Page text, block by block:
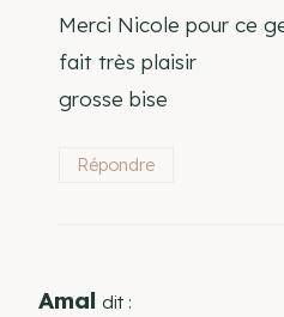
Merci Nicole pour ce
fait très plaisir
grosse bise
Répondre
Amal dit :